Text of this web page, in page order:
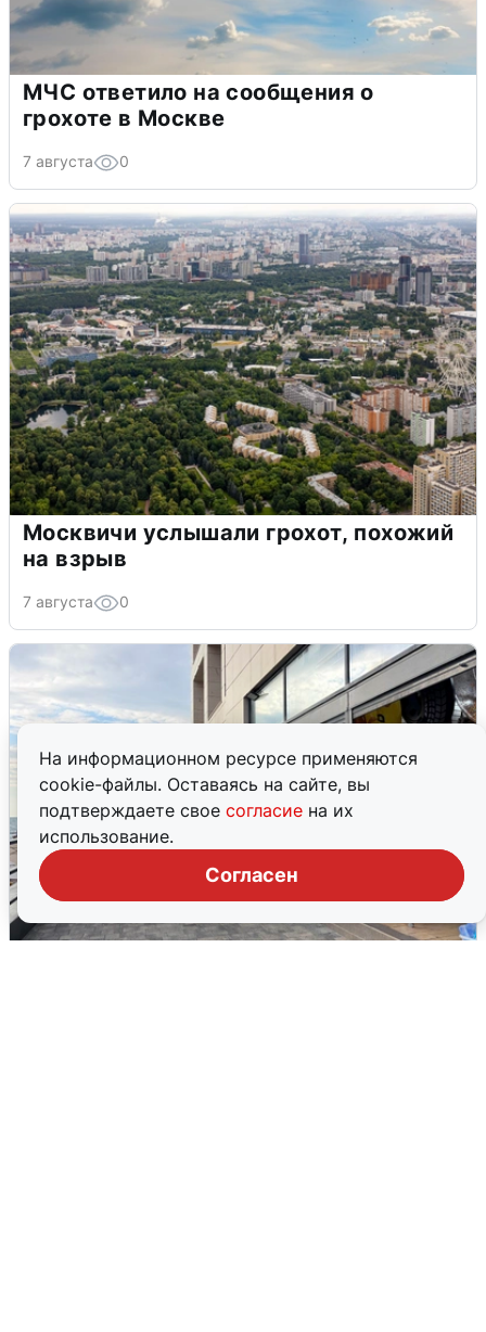
На информационном ресурсе применяются
cookie-файлы. Оставаясь на сайте, вы
подтверждаете свое согласие на их
использование.
Согласен
МЧС ответило на сообщения о
грохоте в Москве
7 августа 0
Москвичи услышали грохот, похожий
на взрыв
7 августа 0